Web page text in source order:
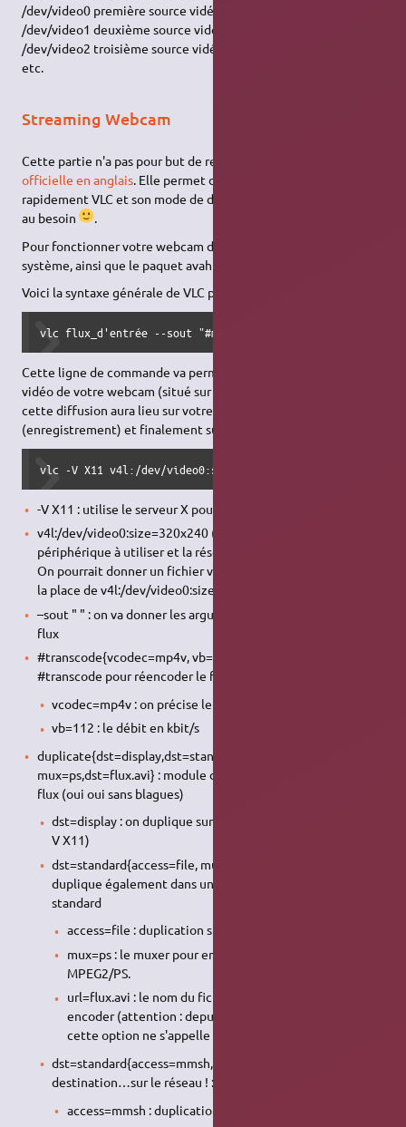
/dev/video0 première source vidéo
/dev/video1 deuxième source vidéo
/dev/video2 troisième source vidéo.
etc.
Streaming Webcam
Cette partie n'a pas pour but de remplacer la
officielle en anglais . Elle permet de prendre en main
rapidement VLC et son mode de diffusion, à vous d'approfondir
au besoin
.
Pour fonctionner votre webcam doit être installée sur le
système, ainsi que le paquet avahi-daemon.
Voici la syntaxe générale de VLC pour la diffusion :
vlc flux_d'entrée --sout
Cette ligne de commande va permettre de diffuser le flux
vidéo de votre webcam (situé sur /dev/video0 généralement),
cette diffusion aura lieu sur votre écran, dans un fichier AVI
(enregistrement) et finalement sur le réseau, sur le port 100.
vlc -V X11 v4l:/dev/video0:size=320x240 --sout
-V X11 : utilise le serveur X pour l'affichage
v4l:/dev/video0:size=320x240 (flux_d'entrée) on précise le
périphérique à utiliser et la résolution ( 176x120 possible).
On pourrait donner un fichier vidéo par exemple ( toto.avi à
la place de v4l:/dev/video0:size=320x240 ).
–sout " " : on va donner les arguments pour la diffusion du
flux
#transcode{vcodec=mp4v, vb=112} : on utilise le module
#transcode pour réencoder le flux
vcodec=mp4v : on précise le type d'encodage
vb=112 : le débit en kbit/s
duplicate{dst=display,dst=standard{access=file,
mux=ps,dst=flux.avi} : module duplicate pour dupliquer le
flux (oui oui sans blagues)
dst=display : on duplique sur l'affichage standard (d'où le -
V X11)
dst=standard{access=file, mux=ps,dst=flux.avi} : on
duplique également dans un fichier avi, grâce au module
standard
access=file : duplication standard dans un fichier
mux=ps : le muxer pour encapsuler le flux, ici
MPEG2/PS.
url=flux.avi : le nom du fichier dans lequel on veut
encoder (attention : depuis la version 0.9.x de VLC
cette option ne s'appelle plus
dst=standard{access=mmsh,mux=asfh,url=:1234} : 3ème
destination…sur le réseau ! :)
access=mmsh : duplication standard dans un fichier